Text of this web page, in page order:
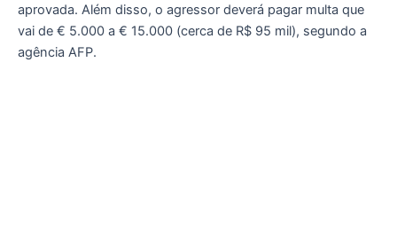
aprovada. Além disso, o agressor deverá pagar multa que
vai de € 5.000 a € 15.000 (cerca de R$ 95 mil), segundo a
agência AFP.